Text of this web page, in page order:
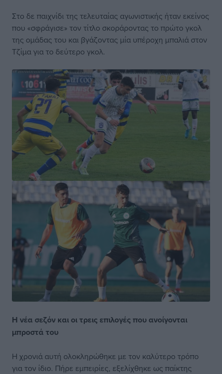
Στο δε παιχνίδι της τελευταίας αγωνιστικής ήταν εκείνος
που «σφράγισε» τον τίτλο σκοράροντας το πρώτο γκολ
της ομάδας του και βγάζοντας μία υπέροχη μπαλιά στον
Τζίμα για το δεύτερο γκολ.
Η νέα σεζόν και οι τρεις επιλογές που ανοίγονται
μπροστά του
Η χρονιά αυτή ολοκληρώθηκε με τον καλύτερο τρόπο
για τον ίδιο. Πήρε εμπειρίες, εξελίχθηκε ως παίκτης